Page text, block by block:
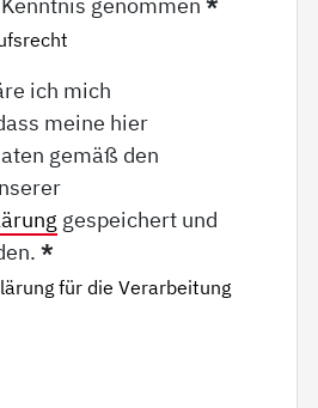
ich mich
meine hier
gemäß den
gespeichert und
*
für die Verarbeitung